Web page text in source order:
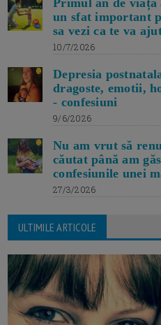
Primul an de viață
un sfat important
sa vezi ca te va
10/7/2026
Depresia
dragoste, emotii,
- confesiuni
9/6/2026
Nu am vrut să
căutat până am
confesiunile unei
27/3/2026
ULTIMILE ARTICOLE